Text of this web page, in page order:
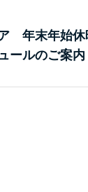
年末年始休
ールのご案内